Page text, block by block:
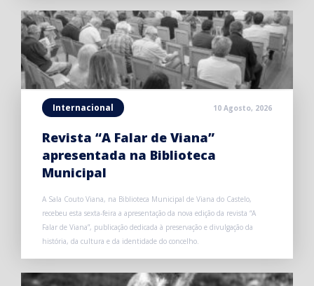
Internacional 10 Agosto, 2026
Revista “A Falar de Viana”
apresentada na Biblioteca
Municipal
A Sala Couto Viana, na Biblioteca Municipal de Viana do Castelo,
recebeu esta sexta-feira a apresentação da nova edição da revista “A
Falar de Viana”, publicação dedicada à preservação e divulgação da
história, da cultura e da identidade do concelho.